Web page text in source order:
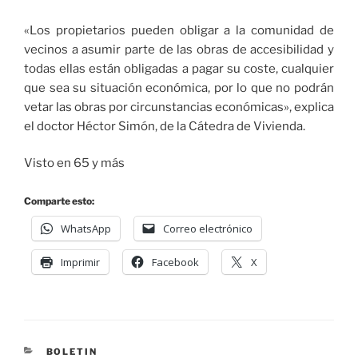
«Los propietarios pueden obligar a la comunidad de
vecinos a asumir parte de las obras de accesibilidad y
todas ellas están obligadas a pagar su coste, cualquier
que sea su situación económica, por lo que no podrán
vetar las obras por circunstancias económicas», explica
el doctor Héctor Simón, de la Cátedra de Vivienda.
Visto en 65 y más
Comparte esto:
WhatsApp Correo electrónico
Imprimir Facebook X
BOLETIN